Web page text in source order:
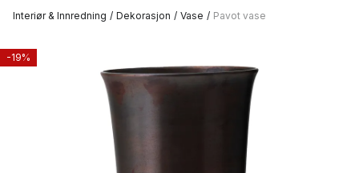
Interiør & Innredning / Dekorasjon / Vase / Pavot vase
-19%